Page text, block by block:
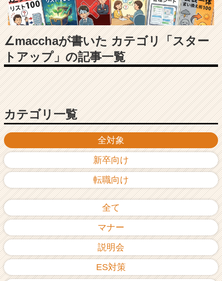
企
業
か
ら
ス
カ
ウ
活
イ
チ
リ
（C
e
r
∠macchaが書いた カテゴリ「スター
トアップ」の記事一覧
全対象
新卒向け
転職向け
全て
マナー
説明会
ES対策
カテゴリ一覧